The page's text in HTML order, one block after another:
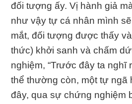
đối tượng ấy. Vị hành giả
như vậy tự cá nhân mình
mắt, đối tượng được thấy
thức) khởi sanh và chấm
nghiệm, “Trước đây ta nghĩ
thể thường còn, một tự ngã
đây, qua sự chứng nghiệm